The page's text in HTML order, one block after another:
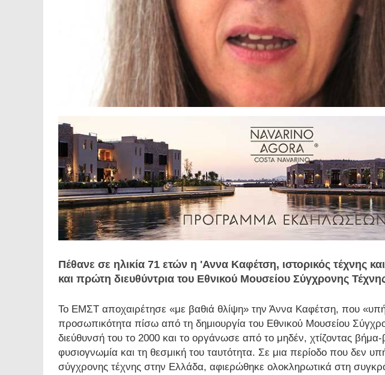
Πέθανε σε ηλικία 71 ετών η 'Αννα Καφέτση, ιστορικός τέχνης
και πρώτη διευθύντρια του Εθνικού Μουσείου Σύγχρονης
Το ΕΜΣΤ αποχαιρέτησε «με βαθιά θλίψη» την Άννα Καφέτση, που
προσωπικότητα πίσω από τη δημιουργία του Εθνικού Μουσείου
διεύθυνσή του το 2000 και το οργάνωσε από το μηδέν, χτίζοντας
φυσιογνωμία και τη θεσμική του ταυτότητα. Σε μια περίοδο που δεν
σύγχρονης τέχνης στην Ελλάδα, αφιερώθηκε ολοκληρωτικά στη